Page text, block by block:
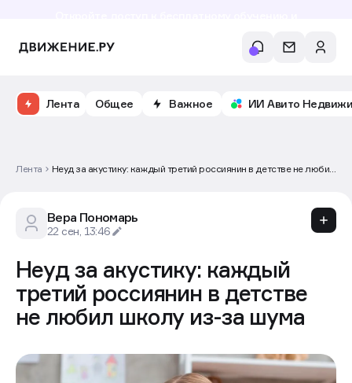
Вера Пономарь
Неуд за акустику: каждый
третий россиянин в детстве